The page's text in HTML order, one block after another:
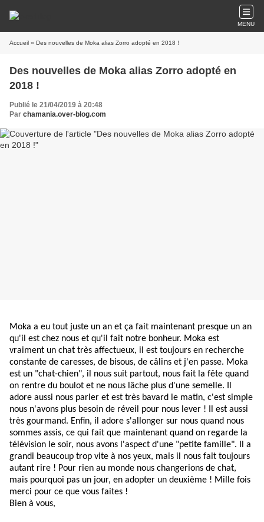
MENU
Accueil » Des nouvelles de Moka alias Zorro adopté en 2018 !
Des nouvelles de Moka alias Zorro adopté en
2018 !
Publié le 21/04/2019 à 20:48
Par chamania.over-blog.com
Moka a eu tout juste un an et ça fait maintenant presque un an
qu'il est chez nous et qu'il fait notre bonheur. Moka est
vraiment un chat très affectueux, il est toujours en recherche
constante de caresses, de bisous, de câlins et j'en passe. Moka
est un "chat-chien", il nous suit partout, nous fait la fête quand
on rentre du boulot et ne nous lâche plus d'une semelle. Il
adore aussi nous parler et est très bavard le matin, c'est simple
nous n'avons plus besoin de réveil pour nous lever ! Il est aussi
très gourmand. Enfin, il adore s'allonger sur nous quand nous
sommes assis, ce qui fait que maintenant quand on regarde la
télévision le soir, nous avons l'aspect d'une "petite famille". Il a
grandi beaucoup trop vite à nos yeux, mais il nous fait toujours
autant rire ! Pour rien au monde nous changerions de chat,
mais pourquoi pas un jour, en adopter un deuxième ! Mille fois
merci pour ce que vous faites !
Bien à vous,